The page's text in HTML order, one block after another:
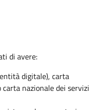
di avere:
digitale), carta
carta nazionale dei servizi